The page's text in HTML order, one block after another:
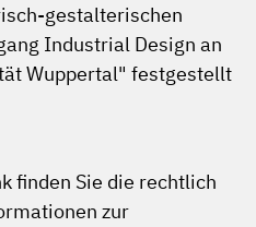
gestalterischen
Industrial Design an
Wuppertal" festgestellt
finden Sie die rechtlich
zur